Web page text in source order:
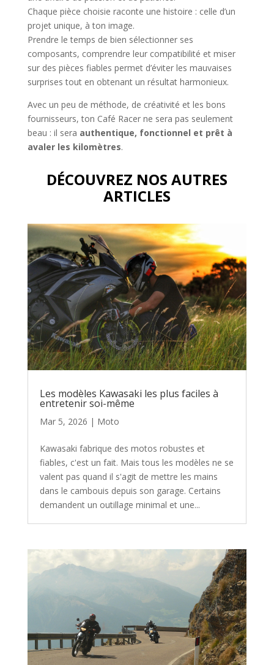
Chaque pièce choisie raconte une histoire : celle d’un
projet unique, à ton image.
Prendre le temps de bien sélectionner ses
composants, comprendre leur compatibilité et miser
sur des pièces fiables permet d’éviter les mauvaises
surprises tout en obtenant un résultat harmonieux.
Avec un peu de méthode, de créativité et les bons
fournisseurs, ton Café Racer ne sera pas seulement
beau : il sera authentique, fonctionnel et prêt à
avaler les kilomètres.
DÉCOUVREZ NOS AUTRES
ARTICLES
Les modèles Kawasaki les plus faciles à
entretenir soi-même
Mar 5, 2026 | Moto
Kawasaki fabrique des motos robustes et
fiables, c'est un fait. Mais tous les modèles ne se
valent pas quand il s'agit de mettre les mains
dans le cambouis depuis son garage. Certains
demandent un outillage minimal et une...